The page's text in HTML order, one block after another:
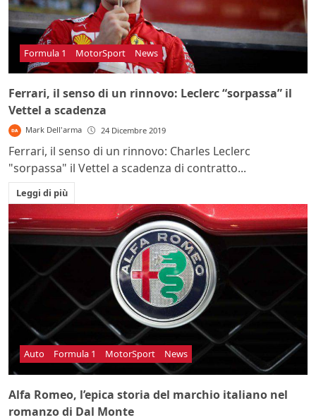
Formula 1 MotorSport News
Ferrari, il senso di un rinnovo: Leclerc “sorpassa” il
Vettel a scadenza
Mark Dell'arma 24 Dicembre 2019
Ferrari, il senso di un rinnovo: Charles Leclerc
"sorpassa" il Vettel a scadenza di contratto...
Leggi di più
Auto Formula 1 MotorSport News
Alfa Romeo, l’epica storia del marchio italiano nel
romanzo di Dal Monte